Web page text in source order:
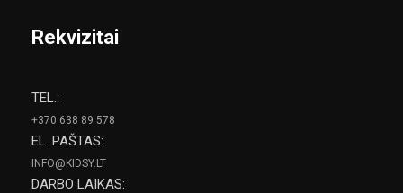
Rekvizitai
TEL.:
+370 638 89 578
EL. PAŠTAS:
INFO@KIDSY.LT
DARBO LAIKAS: